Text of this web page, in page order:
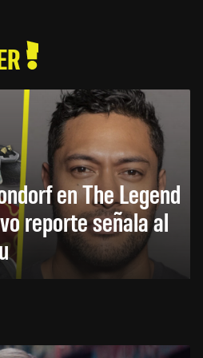
en The Legend
reporte señala al